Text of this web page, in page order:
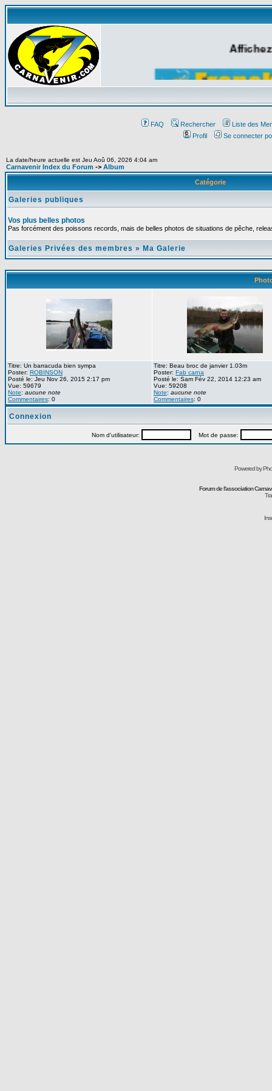
FAQ Rechercher
Liste des
Profil
Se connecter
La date/heure actuelle est Jeu Aoû 06, 2026 4:04 am
Carnavenir Index du Forum -> Album
Catégorie
Galeries publiques
Vos plus belles photos
Pas forcément des poissons records, mais de belles photos de situations de pêche,
Galeries Privées des membres » Ma Galerie
Titre: Un barracuda bien sympa
Poster: ROBINSON
Posté le: Jeu Nov 26, 2015 2:17 pm
Vue: 59679
Note: aucune note
Commentaires: 0
Titre: Beau broc de janvier 1.03m
Poster: Fab carna
Posté le: Sam Fév 22, 2014 12:23 am
Vue: 59208
Note: aucune note
Commentaires: 0
Connexion
Nom d'utilisateur: Mot de passe:
Powered by
Forum de l'association